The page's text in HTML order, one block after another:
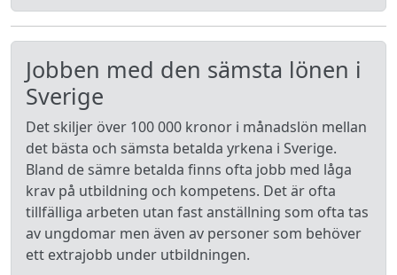
Jobben med den sämsta lönen i
Sverige
Det skiljer över 100 000 kronor i månadslön mellan
det bästa och sämsta betalda yrkena i Sverige.
Bland de sämre betalda finns ofta jobb med låga
krav på utbildning och kompetens. Det är ofta
tillfälliga arbeten utan fast anställning som ofta tas
av ungdomar men även av personer som behöver
ett extrajobb under utbildningen.